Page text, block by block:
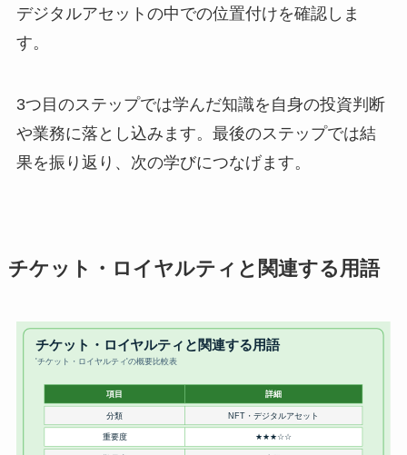
デジタルアセットの中での位置付けを確認しま
す。
3つ目のステップでは学んだ知識を自身の投資判断
や業務に落とし込みます。最後のステップでは結
果を振り返り、次の学びにつなげます。
チケット・ロイヤルティと関連する用語